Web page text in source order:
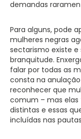
demandas
Para alguns, pode
mulheres negras
sectarismo existe e
branquitude.
falar por todas as
consta na
reconhecer que
comum – mas
distintas e essas
incluídas nas